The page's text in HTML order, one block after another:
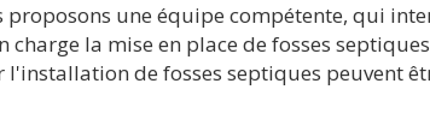
proposons une équipe compétente, qui
charge la mise en place de fosses
l'installation de fosses septiques peuvent